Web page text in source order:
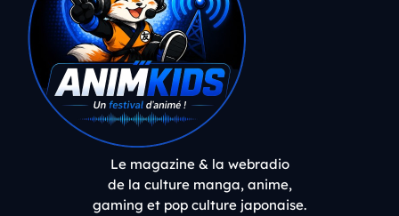
Le magazine & la webradio
de la culture manga, anime,
gaming et pop culture japonaise.